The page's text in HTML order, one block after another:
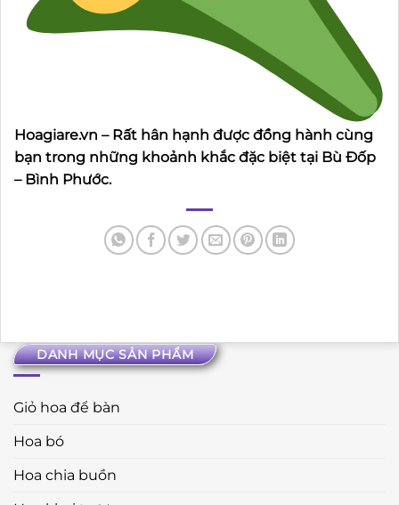
DANH MỤC SẢN PHẨM
Giỏ hoa để bàn
Hoa bó
Hoa chia buồn
Hoagiare.vn – Rất hân hạnh được đồng hành cùng
bạn trong những khoảnh khắc đặc biệt tại Bù Đốp
– Bình Phước.